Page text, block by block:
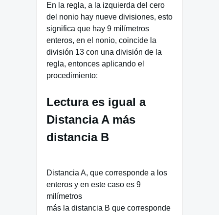
En la regla, a la izquierda del cero
del nonio hay nueve divisiones, esto
significa que hay 9 milímetros
enteros, en el nonio, coincide la
división 13 con una división de la
regla, entonces aplicando el
procedimiento:
Lectura es igual a
Distancia A más
distancia B
Distancia A, que corresponde a los
enteros y en este caso es 9
milímetros
más la distancia B que corresponde